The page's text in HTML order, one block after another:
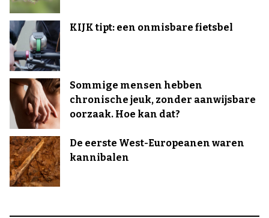
KIJK tipt: een onmisbare fietsbel
Sommige mensen hebben
chronische jeuk, zonder aanwijsbare
oorzaak. Hoe kan dat?
De eerste West-Europeanen waren
kannibalen